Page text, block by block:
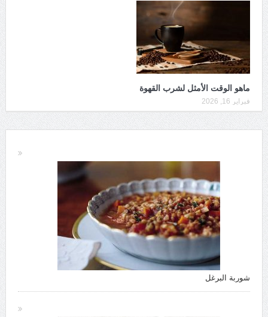
ماهو الوقت الأمثل لشرب القهوة
فبراير 16, 2026
شوربة البرغل